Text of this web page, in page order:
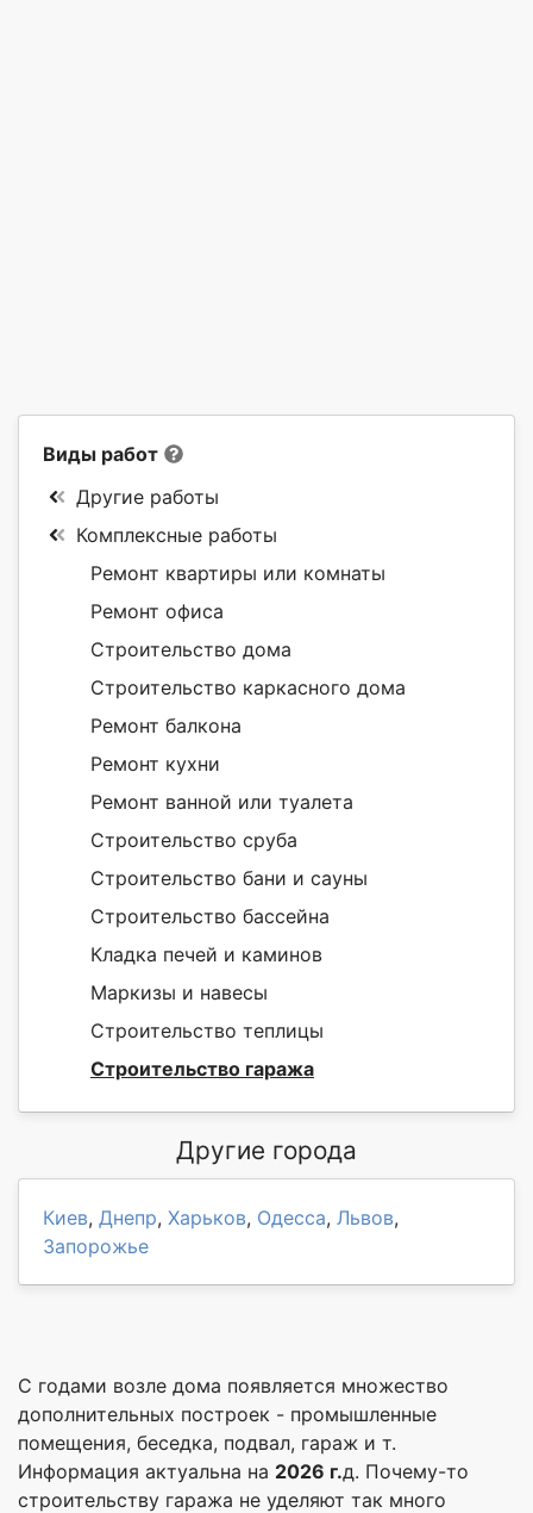
Виды работ
Другие работы
Комплексные работы
Ремонт квартиры или комнаты
Ремонт офиса
Строительство дома
Строительство каркасного дома
Ремонт балкона
Ремонт кухни
Ремонт ванной или туалета
Строительство сруба
Строительство бани и сауны
Строительство бассейна
Кладка печей и каминов
Маркизы и навесы
Строительство теплицы
Строительство гаража
Другие города
Киев, Днепр, Харьков, Одесса, Львов,
Запорожье
С годами возле дома появляется множество
дополнительных построек - промышленные
помещения, беседка, подвал, гараж и т.
Информация актуальна на 2026 г.д. Почему-то
строительству гаража не уделяют так много